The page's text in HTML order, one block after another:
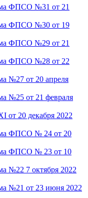
ФПСО №31 от 21
ФПСО №30 от 19
ФПСО №29 от 21
ФПСО №28 от 22
№27 от 20 апреля
№25 от 21 февраля
от 20 декабря 2022
ФПСО № 24 от 20
ФПСО № 23 от 10
№22 7 октября 2022
№21 от 23 июня 2022